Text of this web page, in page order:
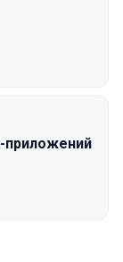
приложений